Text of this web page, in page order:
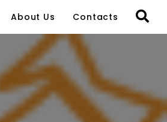
About Us Contacts